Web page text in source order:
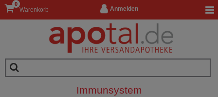
Anmelden
Warenkorb
0
Immunsystem